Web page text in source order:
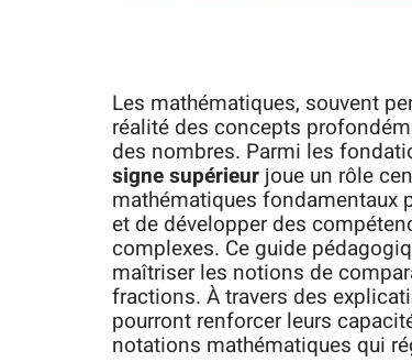
Les mathématiques, souvent
réalité des concepts
des nombres. Parmi les
signe supérieur joue un rôle
mathématiques fondamentaux
et de développer des
complexes. Ce guide
maîtriser les notions de
fractions. À travers des
pourront renforcer leurs
notations mathématiques qui